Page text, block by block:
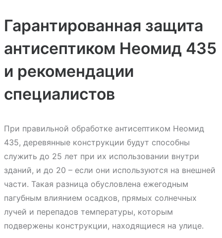
Гарантированная защита
антисептиком Неомид 435
и рекомендации
специалистов
При правильной обработке антисептиком Неомид
435, деревянные конструкции будут способны
служить до 25 лет при их использовании внутри
зданий, и до 20 – если они используются на внешней
части. Такая разница обусловлена ежегодным
пагубным влиянием осадков, прямых солнечных
лучей и перепадов температуры, которым
подвержены конструкции, находящиеся на улице.